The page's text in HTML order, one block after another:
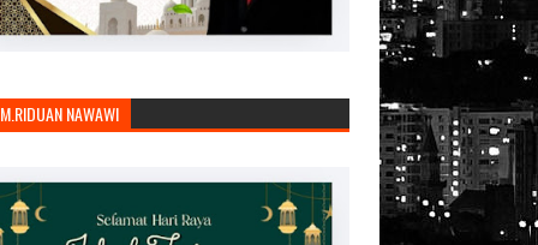
NAWAWI